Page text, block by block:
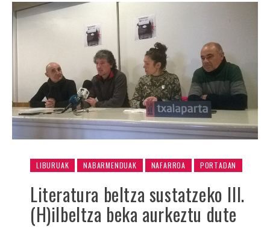
LIBURUAK NABARMENDUAK NAFARROA PORTADAN
Literatura beltza sustatzeko III.
(H)ilbeltza beka aurkeztu dute